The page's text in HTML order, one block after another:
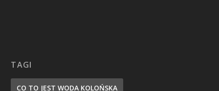
TAGI
CO TO JEST WODA KOLOŃSKA